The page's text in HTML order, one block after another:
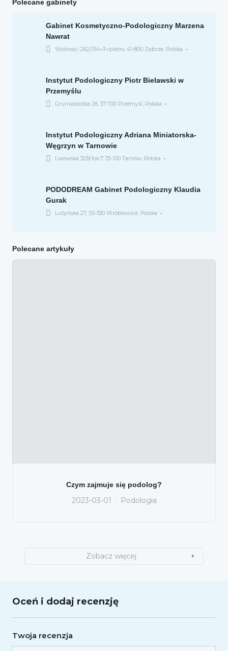
Polecane gabinety
Gabinet Kosmetyczno-Podologiczny Marzena
Nawrat
Wolności 262/314+3+pietro, 41-800 Zabrze, Polska
Instytut Podologiczny Piotr Bielawski w
Przemyślu
Grunwaldzka 26, 37-700 Przemyśl, Polska
Instytut Podologiczny Adriana Miniatorska-
Węgrzyn w Tarnowie
Lwowska 32B/lok.7, 33-100 Tarnów, Polska
PODODREAM Gabinet Podologiczny Klaudia
Gurak
Lutyńska 27, 55-330 Wróblowice, Polska
Polecane artykuły
Czym zajmuje się podolog?
2023-03-01 Podologia
Zobacz więcej
Oceń i dodaj recenzję
Twoja recenzja